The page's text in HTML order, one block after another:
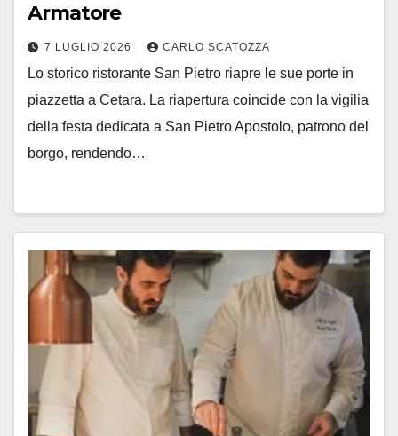
Armatore
7 LUGLIO 2026 CARLO SCATOZZA
Lo storico ristorante San Pietro riapre le sue porte in
piazzetta a Cetara. La riapertura coincide con la vigilia
della festa dedicata a San Pietro Apostolo, patrono del
borgo, rendendo…